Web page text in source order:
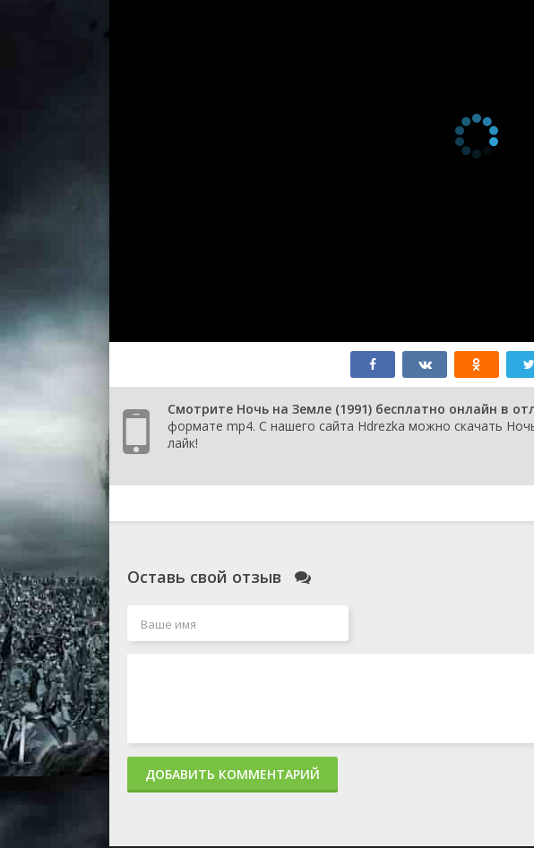
Смотрите Ночь на Земле (1991) бесплатно онлайн в
формате mp4. С нашего сайта Hdrezka можно скачать
лайк!
Оставь свой отзыв
ДОБАВИТЬ КОММЕНТАРИЙ